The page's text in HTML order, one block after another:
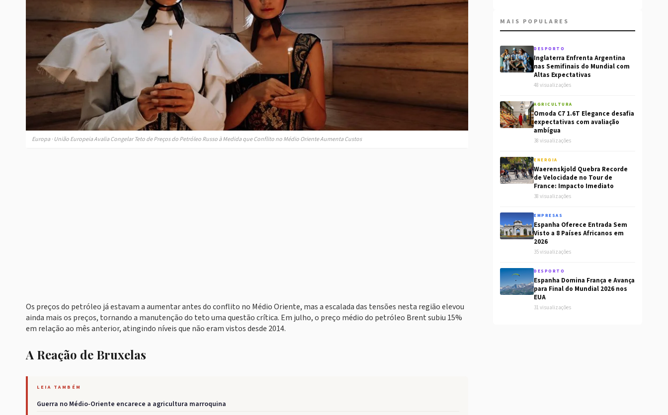
Europa · União Europeia Avalia Congelar Teto de Preços do Petróleo Russo à Medida que Conflito no Médio Oriente Aumenta Custos
Os preços do petróleo já estavam a aumentar antes do conflito no Médio Oriente, mas a escalada das tensões nesta região elevou
ainda mais os preços, tornando a manutenção do teto uma questão crítica. Em julho, o preço médio do petróleo Brent subiu 15%
em relação ao mês anterior, atingindo níveis que não eram vistos desde 2014.
A Reação de Bruxelas
LEIA TAMBÉM
Guerra no Médio-Oriente encarece a agricultura marroquina
MAIS POPULARES
DESPORTO
Inglaterra Enfrenta Argentina
nas Semifinais do Mundial com
Altas Expectativas
48 visualizações
AGRICULTURA
Omoda C7 1.6T Elegance desafia
expectativas com avaliação
ambígua
38 visualizações
ENERGIA
Waerenskjold Quebra Recorde
de Velocidade no Tour de
France: Impacto Imediato
38 visualizações
EMPRESAS
Espanha Oferece Entrada Sem
Visto a 8 Países Africanos em
2026
35 visualizações
DESPORTO
Espanha Domina França e Avança
para Final do Mundial 2026 nos
EUA
31 visualizações